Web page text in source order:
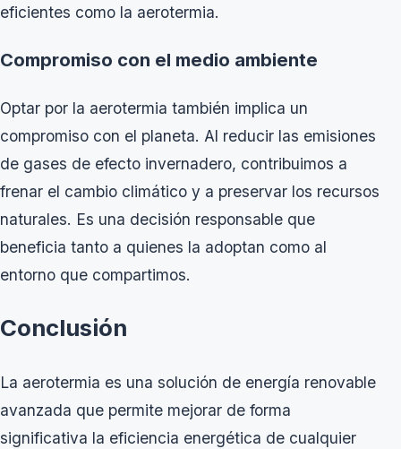
eficientes como la aerotermia.
Compromiso con el medio ambiente
Optar por la aerotermia también implica un
compromiso con el planeta. Al reducir las emisiones
de gases de efecto invernadero, contribuimos a
frenar el cambio climático y a preservar los recursos
naturales. Es una decisión responsable que
beneficia tanto a quienes la adoptan como al
entorno que compartimos.
Conclusión
La aerotermia es una solución de energía renovable
avanzada que permite mejorar de forma
significativa la eficiencia energética de cualquier